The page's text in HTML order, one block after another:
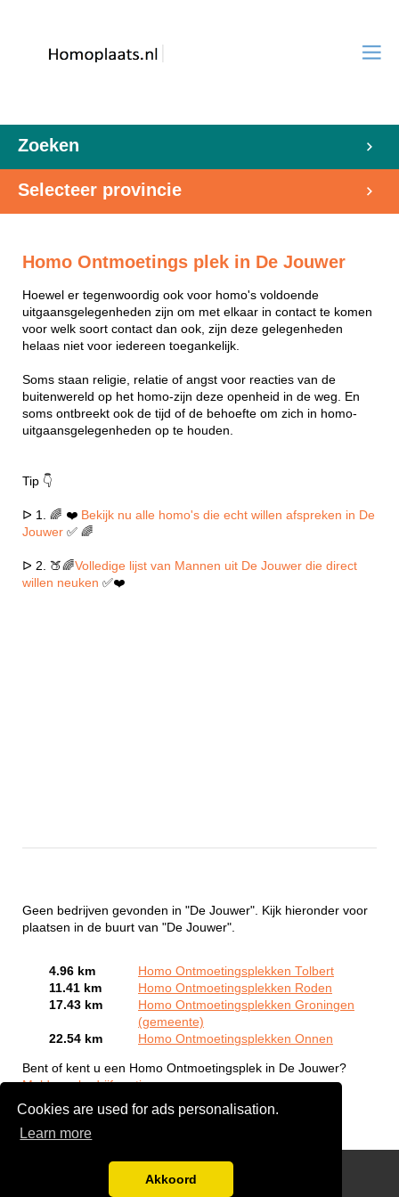
Cookies are used for ads personalisation.
Learn more
Akkoord
Zoeken
Selecteer provincie
Homo Ontmoetings plek in De Jouwer
Hoewel er tegenwoordig ook voor homo's voldoende
uitgaansgelegenheden zijn om met elkaar in contact te komen
voor welk soort contact dan ook, zijn deze gelegenheden
helaas niet voor iedereen toegankelijk.
Soms staan religie, relatie of angst voor reacties van de
buitenwereld op het homo-zijn deze openheid in de weg. En
soms ontbreekt ook de tijd of de behoefte om zich in homo-
uitgaansgelegenheden op te houden.
Tip 👇
ᐅ 1. 🌈 ❤️ Bekijk nu alle homo's die echt willen afspreken in De
Jouwer ✅ 🌈
ᐅ 2. 🍑🌈Volledige lijst van Mannen uit De Jouwer die direct
willen neuken ✅❤️
Geen bedrijven gevonden in "De Jouwer". Kijk hieronder voor
plaatsen in de buurt van "De Jouwer".
4.96 km
Homo Ontmoetingsplekken Tolbert
11.41 km
Homo Ontmoetingsplekken Roden
17.43 km
Homo Ontmoetingsplekken Groningen
(gemeente)
22.54 km
Homo Ontmoetingsplekken Onnen
Bent of kent u een Homo Ontmoetingsplek in De Jouwer?
Meld een bedrijf gratis aan